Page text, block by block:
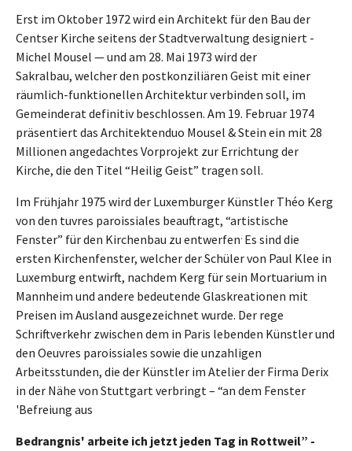
Erst im Oktober 1972 wird ein Architekt für den Bau der
Centser Kirche seitens der Stadtverwaltung designiert -
Michel Mousel — und am 28. Mai 1973 wird der
Sakralbau, welcher den postkonziliären Geist mit einer
räumlich-funktionellen Architektur verbinden soll, im
Gemeinderat definitiv beschlossen. Am 19. Februar 1974
präsentiert das Architektenduo Mousel & Stein ein mit 28
Millionen angedachtes Vorprojekt zur Errichtung der
Kirche, die den Titel “Heilig Geist” tragen soll.
Im Frühjahr 1975 wird der Luxemburger Künstler Théo Kerg
von den tuvres paroissiales beauftragt, “artistische
Fenster” für den Kirchenbau zu entwerfen. Es sind die
ersten Kirchenfenster, welcher der Schüler von Paul Klee in
Luxemburg entwirft, nachdem Kerg für sein Mortuarium in
Mannheim und andere bedeutende Glaskreationen mit
Preisen im Ausland ausgezeichnet wurde. Der rege
Schriftverkehr zwischen dem in Paris lebenden Künstler und
den Oeuvres paroissiales sowie die unzahligen
Arbeitsstunden, die der Künstler im Atelier der Firma Derix
in der Nähe von Stuttgart verbringt – “an dem Fenster
'Befreiung aus
Bedrangnis' arbeite ich jetzt jeden Tag in Rottweil” -